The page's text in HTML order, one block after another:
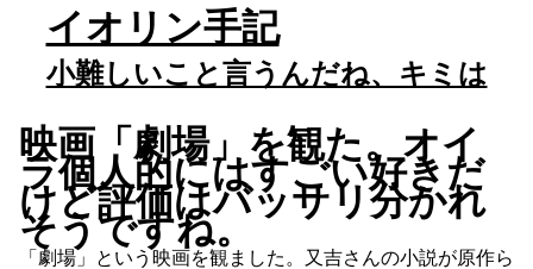
イオリン手記
小難しいこと言うんだね、キミは
映画「劇場」を観た。オイ
ラ個人的にはすごい好きだ
けど評価はバッサリ分かれ
そうですね。
「劇場」という映画を観ました。又吉さんの小説が原作ら